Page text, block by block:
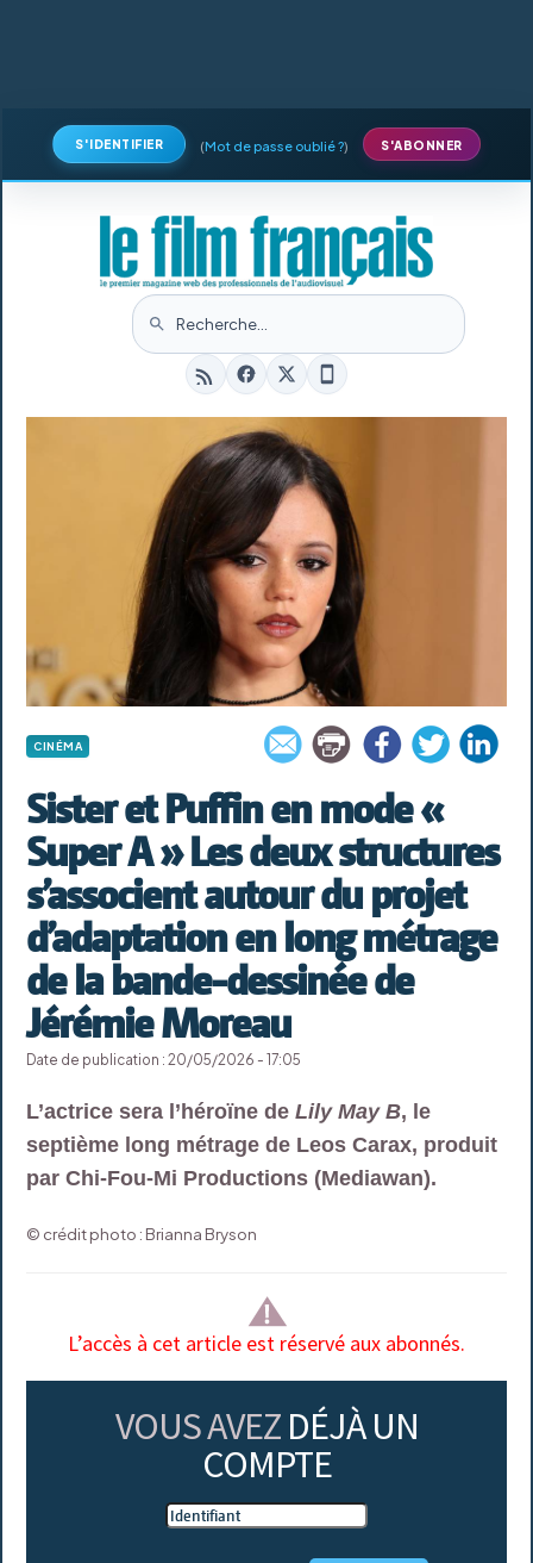
S'IDENTIFIER (Mot de passe oublié ?) S'ABONNER
CINÉMA
Sister et Puffin en mode «
Super A » Les deux structures
s’associent autour du projet
d’adaptation en long métrage
de la bande-dessinée de
Jérémie Moreau
Date de publication : 20/05/2026 - 17:05
L’actrice sera l’héroïne deLily May B, le
septième long métrage de Leos Carax, produit
par Chi-Fou-Mi Productions (Mediawan).
© crédit photo : Brianna Bryson
L’accès à cet article est réservé aux abonnés.
VOUS AVEZ DÉJÀ UN
COMPTE